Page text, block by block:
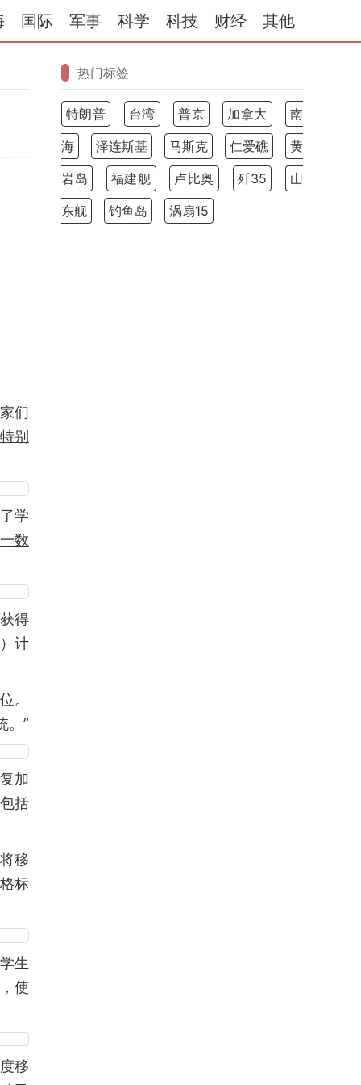
国际 军事 科学 科技 财经 其他
们
别
学
数
得
计
。
。”
加
括
移
标
生
使
移
热门标签
特朗普 台湾 普京 加拿大
南
海
泽连斯基 马斯克 仁爱礁
黄
岩岛
福建舰 卢比奥 歼35
山
东舰
钓鱼岛 涡扇15